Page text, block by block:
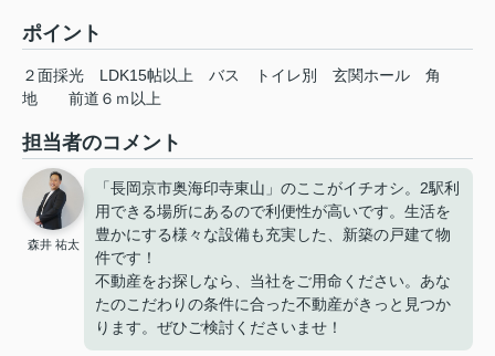
ポイント
２面採光 LDK15帖以上 バス トイレ別 玄関ホール
角
地
前道６ｍ以上
担当者のコメント
森井 祐太
「長岡京市奥海印寺東山」のここがイチオシ。2駅利
用できる場所にあるので利便性が高いです。生活を
豊かにする様々な設備も充実した、新築の戸建て物
件です！
不動産をお探しなら、当社をご用命ください。あな
たのこだわりの条件に合った不動産がきっと見つか
ります。ぜひご検討くださいませ！